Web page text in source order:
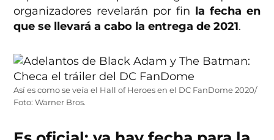
organizadores revelarán por fin la fecha en
que se llevará a cabo la entrega de 2021.
Así es como se veía el Hall of Heroes en el DC FanDome 2020/
Foto: Warner Bros.